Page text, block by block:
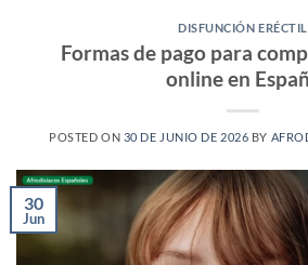
DISFUNCIÓN ERÉCTIL
Formas de pago para
online en
POSTED ON 30 DE JUNIO DE 2026 BY
30
Jun